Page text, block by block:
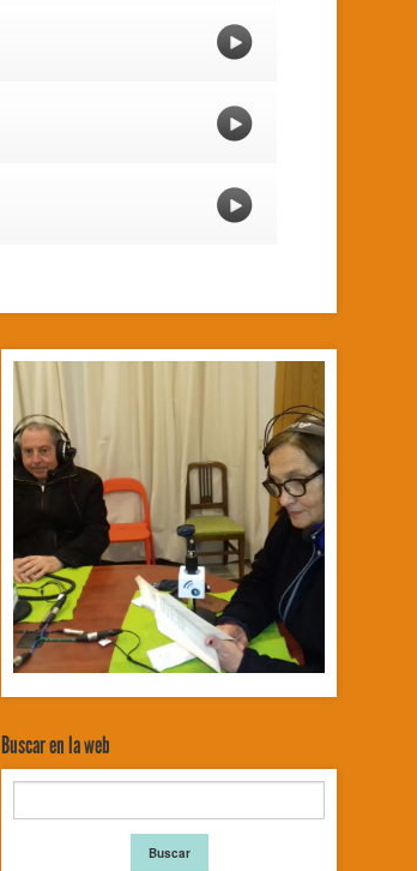
Buscar en la web